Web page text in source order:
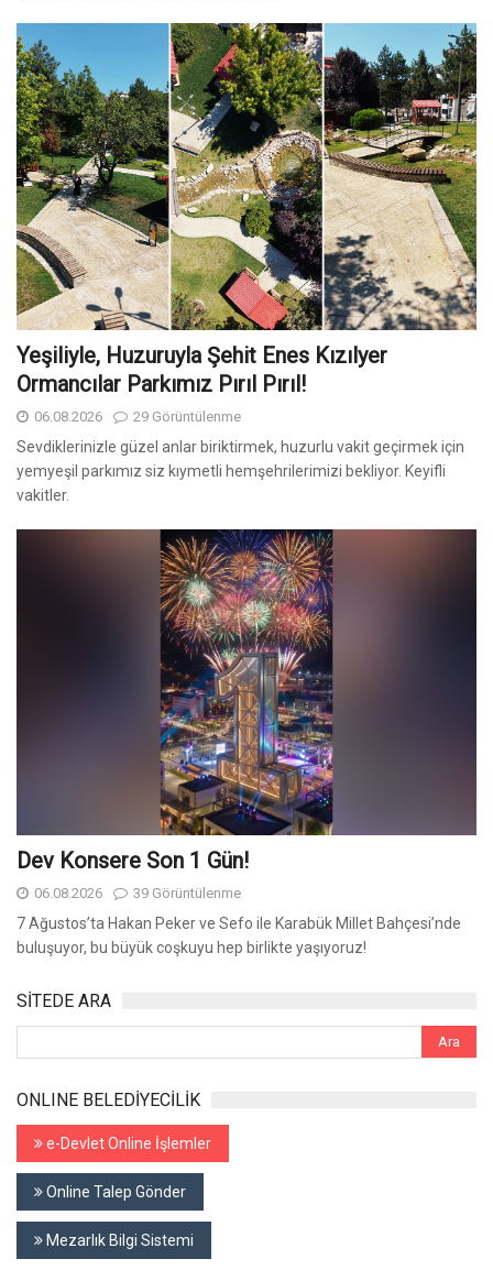
Yeşiliyle, Huzuruyla Şehit Enes Kızılyer
Ormancılar Parkımız Pırıl Pırıl!
06.08.2026 29 Görüntülenme
Sevdiklerinizle güzel anlar biriktirmek, huzurlu vakit geçirmek için
yemyeşil parkımız siz kıymetli hemşehrilerimizi bekliyor. Keyifli
vakitler.
Dev Konsere Son 1️ Gün!
06.08.2026 39 Görüntülenme
7 Ağustos’ta Hakan Peker ve Sefo ile Karabük Millet Bahçesi’nde
buluşuyor, bu büyük coşkuyu hep birlikte yaşıyoruz!
SİTEDE ARA
ONLINE BELEDİYECİLİK
e-Devlet Online İşlemler
Online Talep Gönder
Mezarlık Bilgi Sistemi